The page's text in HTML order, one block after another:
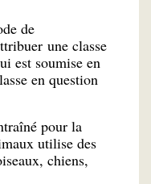
de
une classe
est soumise en
en question
pour la
utilise des
chiens,